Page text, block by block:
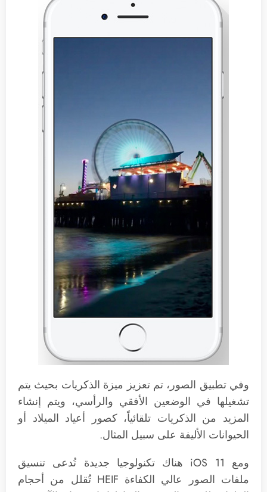
وفي تطبيق الصور، تم تعزيز ميزة الذكريات بحيث يتم
تشغيلها في الوضعين الأفقي والرأسي، ويتم إنشاء
المزيد من الذكريات تلقائياً، كصور أعياد الميلاد أو
الحيوانات الأليفة على سبيل المثال.
ومع iOS 11 هناك تكنولوجيا جديدة تُدعى تنسيق
ملفات الصور عالي الكفاءة HEIF تُقلل من أحجام